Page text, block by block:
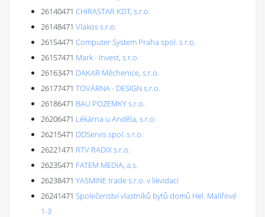
26140471 CHIRASTAR KDT, s.r.o.
26148471 Vlakos s.r.o.
26154471 Computer System Praha spol. s r.o.
26157471 Mark - Invest, s.r.o.
26163471 DAKAR Měchenice, s.r.o.
26177471 TOVÁRNA - DESIGN s.r.o.
26186471 BAU POZEMKY s.r.o.
26206471 Lékárna u Anděla, s.r.o.
26215471 DDServis spol. s r.o.
26221471 RTV RADIX s.r.o.
26235471 FATEM MEDIA, a.s.
26238471 YASMINE trade s.r.o. v likvidaci
26241471 Společenství vlastníků bytů domů Hel. Malířové
1-3